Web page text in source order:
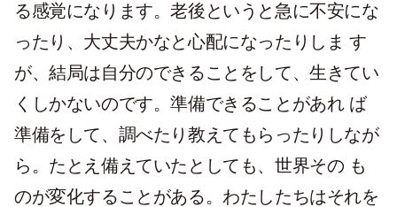
る感覚になります。老後というと急に不安にな
ったり、大丈夫かなと心配になったりしま す
が、結局は自分のできることをして、生きてい
くしかないのです。準備できることがあれ ば
準備をして、調べたり教えてもらったりしなが
ら。たとえ備えていたとしても、世界その も
のが変化することがある。わたしたちはそれを